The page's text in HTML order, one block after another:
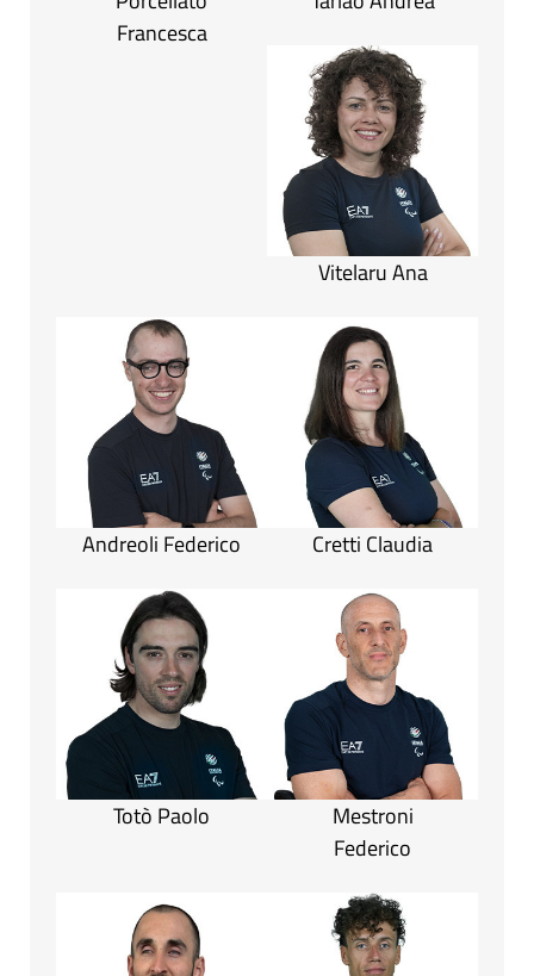
Francesca
Vitelaru Ana
Andreoli Federico Cretti Claudia
Totò Paolo
Mestroni
Federico